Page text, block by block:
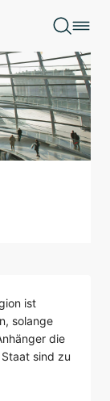
ist
solange
die
sind zu